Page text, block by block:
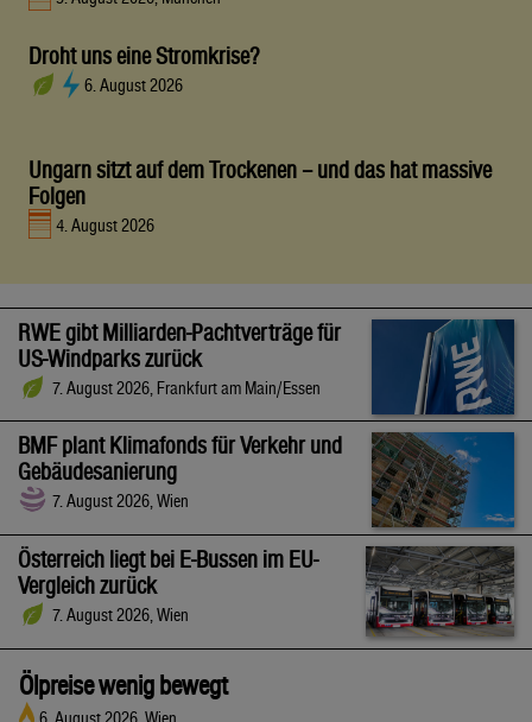
Droht uns eine Stromkrise?
6. August 2026
Ungarn sitzt auf dem Trockenen – und das hat massive
Folgen
4. August 2026
RWE gibt Milliarden-Pachtverträge für
US-Windparks zurück
7. August 2026, Frankfurt am Main/Essen
BMF plant Klimafonds für Verkehr und
Gebäudesanierung
7. August 2026, Wien
Österreich liegt bei E-Bussen im EU-
Vergleich zurück
7. August 2026, Wien
Ölpreise wenig bewegt